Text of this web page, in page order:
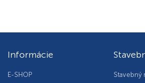
Informácie
E-SHOP
Stavebný